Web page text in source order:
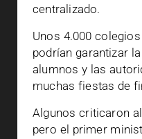
centralizado.
Unos 4.000
podrían garantizar
alumnos y las
muchas fiestas de
Algunos criticaron
pero el primer